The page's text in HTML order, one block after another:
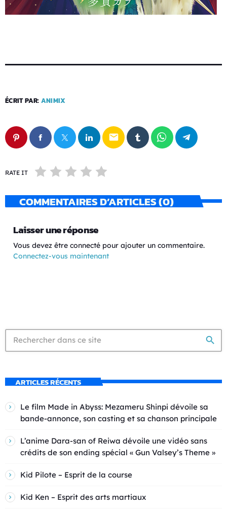
ÉCRIT PAR: ANIMIX
email
RATE IT
COMMENTAIRES D’ARTICLES (0)
Laisser une réponse
Vous devez être connecté pour ajouter un commentaire.
Connectez-vous maintenant
search
ARTICLES RÉCENTS
Le film Made in Abyss: Mezameru Shinpi dévoile sa
bande-annonce, son casting et sa chanson principale
L’anime Dara-san of Reiwa dévoile une vidéo sans
crédits de son ending spécial « Gun Valsey’s Theme »
Kid Pilote – Esprit de la course
Kid Ken – Esprit des arts martiaux